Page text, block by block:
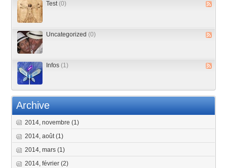
Test (0)
Uncategorized (0)
Infos (1)
Archive
2014, novembre(1)
2014, août(1)
2014, mars(1)
2014, février(2)